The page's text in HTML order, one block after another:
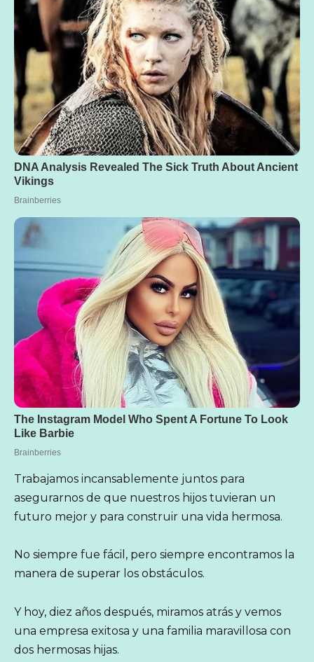
Trabajamos incansablemente juntos para
asegurarnos de que nuestros hijos tuvieran un
futuro mejor y para construir una vida hermosa.
No siempre fue fácil, pero siempre encontramos la
manera de superar los obstáculos.
Y hoy, diez años después, miramos atrás y vemos
una empresa exitosa y una familia maravillosa con
dos hermosas hijas.